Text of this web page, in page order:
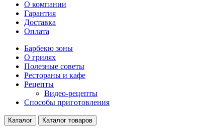
О компании
Гарантия
Доставка
Оплата
Барбекю зоны
О грилях
Полезные советы
Рестораны и кафе
Рецепты
Видео-рецепты
Способы приготовления
Каталог Каталог товаров